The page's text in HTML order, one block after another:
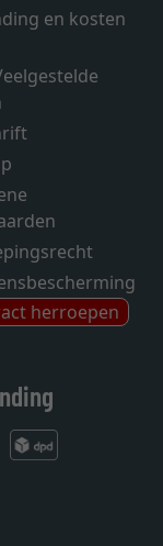
en kosten
herroepen